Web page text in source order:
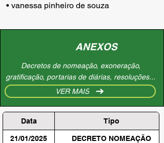
• vanessa pinheiro de souza
ANEXOS
Decretos de nomeação, exoneração,
gratificação, portarias de diárias, resoluções...
VER MAIS
Data Tipo
21/01/2025 DECRETO NOMEAÇÃO